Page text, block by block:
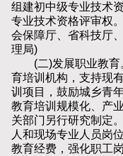
组建初中级专业技术
专业技术资格评审权
会保障厅、省科技厅
理局)
(二)发展职业教育
育培训机构，支持现
训项目，鼓励城乡青
教育培训规模化、产
关部门另行研究制定
人和现场专业人员岗
教育经费，强化职工